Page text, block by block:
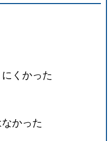
くかった
かった